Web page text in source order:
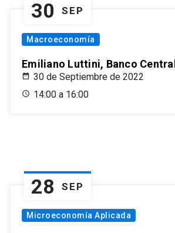
30 SEP
Macroeconomía
Emiliano Luttini, Banco
30 de Septiembre de 2022
14:00 a 16:00
28 SEP
Microeconomía Aplicada